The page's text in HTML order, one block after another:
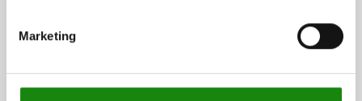
Marketing
- Sin desplazamiento axial del árbol o el cubo durante el
montaje